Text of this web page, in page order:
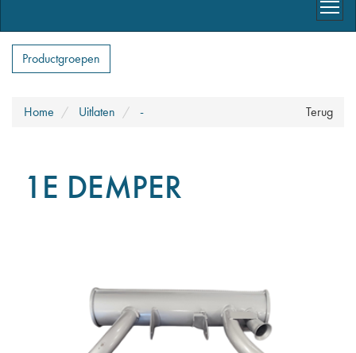
Productgroepen
Terug
Home Uitlaten -
1E DEMPER